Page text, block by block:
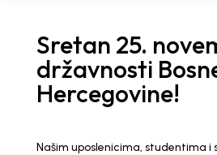
Sretan 25.
državnosti
Hercegovine!
Našim uposlenicima, studentima i